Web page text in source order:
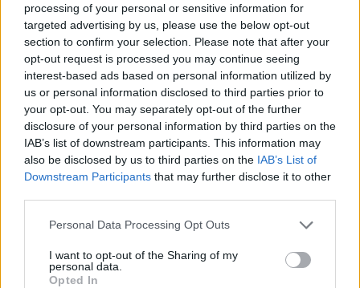
processing of your personal or sensitive information for
targeted advertising by us, please use the below opt-out
section to confirm your selection. Please note that after your
opt-out request is processed you may continue seeing
interest-based ads based on personal information utilized by
us or personal information disclosed to third parties prior to
your opt-out. You may separately opt-out of the further
disclosure of your personal information by third parties on the
IAB’s list of downstream participants. This information may
also be disclosed by us to third parties on the IAB’s List of
Downstream Participants that may further disclose it to other
Personal Data Processing Opt Outs
I want to opt-out of the Sharing of my
personal data.
Opted In
Raiffeisen: nem várhatók pozitív
meglepetések
Miklós Csaba, MBH Alapkezelő
2016. január 29. 16:53
Raiffeisen Alapkezelő:
"Erőteljes részvénypiaci korrekcióval indult az év. Az esést
több tényező is katalizálta. Az elmúlt években a piacokat a
jegybanki likviditás, illetve az ezzel kapcsolatos ígéretek és
csúcsra emelkedtek, viszont a várt pozitív reálgazdasági
hatások elmaradtak, vagy fenntarthatatlannak bizonyultak.